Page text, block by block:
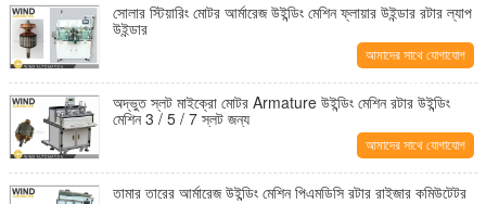
সোলার স্টিয়ারিং মোটর আর্মারেজ উইন্ডিং মেশিন ফ্লায়ার উইন্ডার রটার ল্যাপ
উইন্ডার
আমাদের সাথে যোগাযোগ
করুন
অদ্ভুত স্লট মাইক্রো মোটর Armature উইন্ডিং মেশিন রটার উইন্ডিং
মেশিন 3 / 5 / 7 স্লট জন্য
আমাদের সাথে যোগাযোগ
করুন
তামার তারের আর্মারেজ উইন্ডিং মেশিন পিএমডিসি রটার রাইজার কমিউটেটর